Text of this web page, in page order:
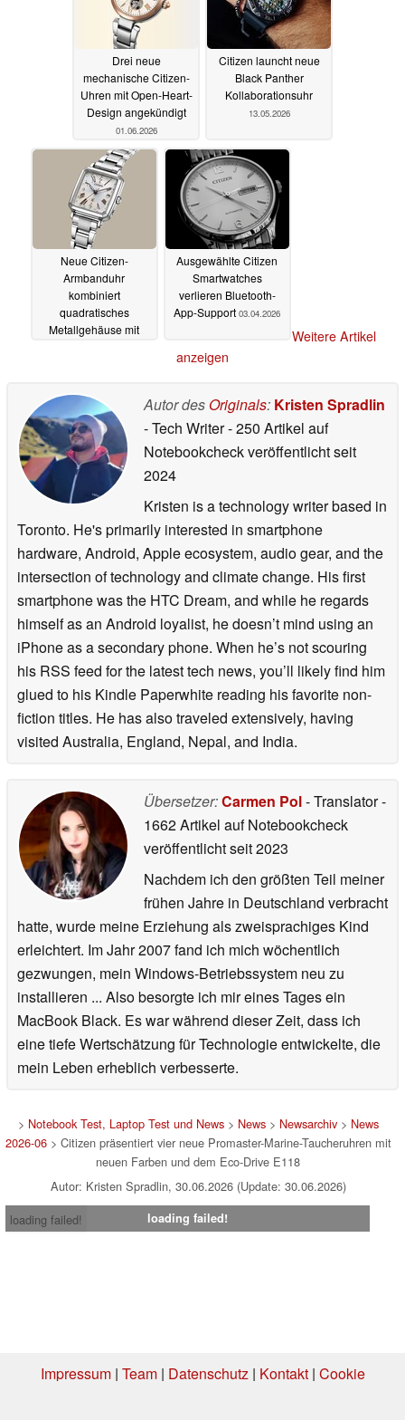
Drei neue
mechanische Citizen-
Uhren mit Open-Heart-
Design angekündigt
01.06.2026
Citizen launcht neue
Black Panther
Kollaborationsuhr
13.05.2026
Neue Citizen-
Armbanduhr
kombiniert
quadratisches
Metallgehäuse mit
Ausgewählte Citizen
Smartwatches
verlieren Bluetooth-
App-Support 03.04.2026
Weitere Artikel
anzeigen
Autor des Originals: Kristen Spradlin
- Tech Writer- 250 Artikel auf
Notebookcheck veröffentlichtseit
2024
Kristen is a technology writer based in
Toronto. He's primarily interested in smartphone
hardware, Android, Apple ecosystem, audio gear, and the
intersection of technology and climate change. His first
smartphone was the HTC Dream, and while he regards
himself as an Android loyalist, he doesn’t mind using an
iPhone as a secondary phone. When he’s not scouring
his RSS feed for the latest tech news, you’ll likely find him
glued to his Kindle Paperwhite reading his favorite non-
fiction titles. He has also traveled extensively, having
visited Australia, England, Nepal, and India.
Übersetzer:Carmen Pol- Translator-
1662 Artikel auf Notebookcheck
veröffentlichtseit 2023
Nachdem ich den größten Teil meiner
frühen Jahre in Deutschland verbracht
hatte, wurde meine Erziehung als zweisprachiges Kind
erleichtert. Im Jahr 2007 fand ich mich wöchentlich
gezwungen, mein Windows-Betriebssystem neu zu
installieren ... Also besorgte ich mir eines Tages ein
MacBook Black. Es war während dieser Zeit, dass ich
eine tiefe Wertschätzung für Technologie entwickelte, die
mein Leben erheblich verbesserte.
> Notebook Test, Laptop Test und News> News> Newsarchiv> News
2026-06> Citizen präsentiert vier neue Promaster-Marine-Taucheruhren mit
neuen Farben und dem Eco-Drive E118
Autor: Kristen Spradlin, 30.06.2026 (Update: 30.06.2026)
loading failed!
loading failed!
Impressum| Team| Datenschutz| Kontakt| Cookie